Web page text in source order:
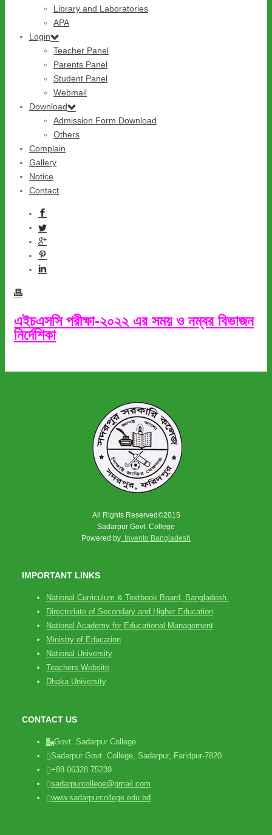
Library and Laboratories
APA
Login
Teacher Panel
Parents Panel
Student Panel
Webmail
Download
Admission Form Download
Others
Complain
Gallery
Notice
Contact
এইচএসসি পরীক্ষা-২০২২ এর সময় ও নম্বর বিভাজন
HSC / এইচএসসি পরীক্ষা-২০২২ এর সময় ও নম্বর বিভাজন নির্দেশিকা
এইচএসসি পরীক্ষা-২০২২ এর সময় ও নম্বর
বিভাজন নির্দেশিকা
18
এইচএসসি পরীক্ষা-২০২২ এর সময় ও নম্বর বিভাজন
নির্দেশিকা
All Rights Reserved©2015
Sadarpur Govt. College
Powered by Invento Bangladesh
IMPORTANT LINKS
National Curriculum & Textbook Board, Bangladesh.
Directoriate of Secondary and Higher Education
National Academy for Educational Management
Ministry of Education
National University
Teachers Website
Dhaka University
CONTACT US
Govt. Sadarpur College
Sadarpur Govt. College, Sadarpur, Faridpur-7820
+88 06328 75239
sadarpurcollege@gmail.com
www.sadarpurcollege.edu.bd